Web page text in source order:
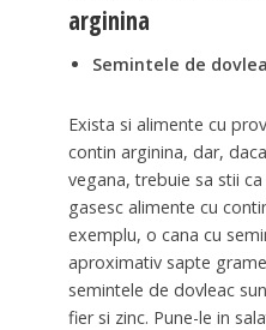
arginina
Semintele de
Exista si alimente cu
contin arginina, dar,
vegana, trebuie sa stii
gasesc alimente cu
exemplu, o cana cu
aproximativ sapte
semintele de dovleac
fier si zinc. Pune-le in